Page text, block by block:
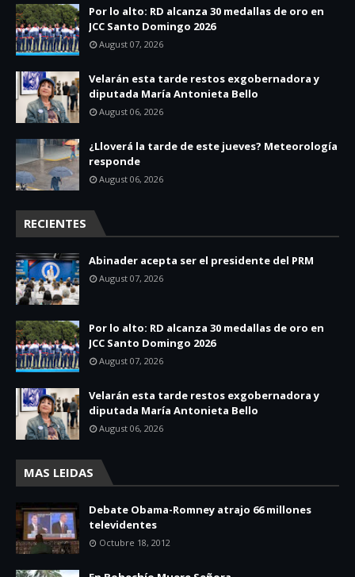
Por lo alto: RD alcanza 30 medallas de oro en
JCC Santo Domingo 2026
August 07, 2026
Velarán esta tarde restos exgobernadora y
diputada María Antonieta Bello
August 06, 2026
¿Lloverá la tarde de este jueves? Meteorología
responde
August 06, 2026
RECIENTES
Abinader acepta ser el presidente del PRM
August 07, 2026
Por lo alto: RD alcanza 30 medallas de oro en
JCC Santo Domingo 2026
August 07, 2026
Velarán esta tarde restos exgobernadora y
diputada María Antonieta Bello
August 06, 2026
MAS LEIDAS
Debate Obama-Romney atrajo 66 millones
televidentes
Octubre 18, 2012